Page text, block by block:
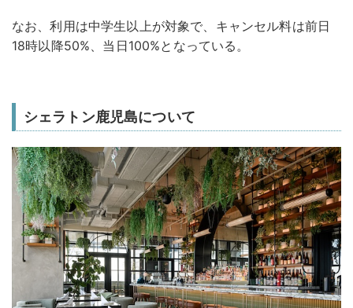
なお、利用は中学生以上が対象で、キャンセル料は前日
18時以降50%、当日100%となっている。
シェラトン鹿児島について